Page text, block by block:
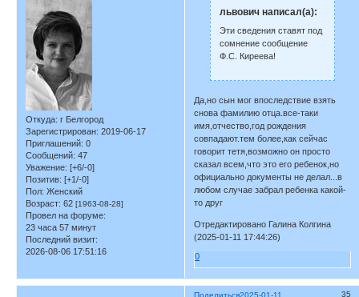
Откуда: г Белгород
Зарегистрирован: 2019-06-17
Приглашений: 0
Сообщений: 47
Уважение: [+6/-0]
Позитив: [+1/-0]
Пол: Женский
Возраст: 62 [1963-08-28]
Провел на форуме:
23 часа 57 минут
Последний визит:
2026-08-06 17:51:16
львович написал(а):
Эти сведения ставят под
сомнение сообщение
Ф.С. Киреева!
Да,но сын мог впоследствие взять
снова фамилию отца.все-таки
имя,отчество,год рождения
совпадают.тем более,как сейчас
говорит тетя,возможно он просто
сказал всем,что это его ребенок,но
официально документы не делал...в
любом случае забрал ребенка какой-
то друг
Отредактировано Галина Колгина
(2025-01-11 17:44:26)
0
Поделиться 35
2025-01-11